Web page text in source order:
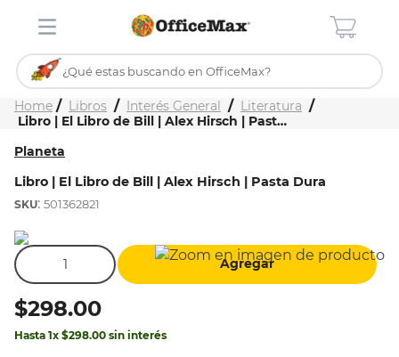
¿Qué estas buscando en OfficeMax?
Inicio Tienda
Libros Interés General
Literatura
Libro | El Libro de Bill | Alex Hirsch | Pasta Dura
Planeta
Libro | El Libro de Bill | Alex Hirsch | Pasta Dura
: 501362821
Agregar
$298.00
Hasta 1x $298.00 sin interés
TÉRMINOS MÁS BUSCADOS
1.
ojo turco
2.
toy story
3.
stitch
4.
5.
6.
mochilas
7.
mochila